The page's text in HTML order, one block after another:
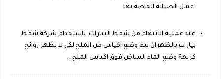
اعمال الصيانة الخاصة بها.
عند عمليه الانتهاء من شفط البيارات باستخدام شركة شفط
بيارات بالظهران يتم وضع اكياس من الملح لكي لا يظهر روائح
كريهة وضع الماء الساخن فوق اكياس الملح .